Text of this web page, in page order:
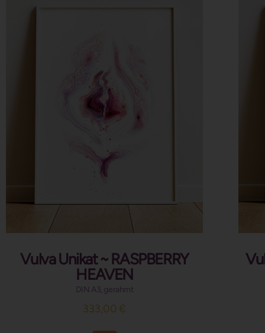
Vulva Unikat ~ RASPBERRY
HEAVEN
DIN A3, gerahmt
333,00€